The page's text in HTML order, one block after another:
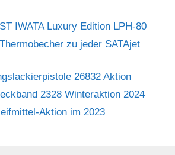
IWATA Luxury Edition LPH-80
zu jeder SATAjet
26832 Aktion
2328 Winteraktion 2024
Aktion im 2023